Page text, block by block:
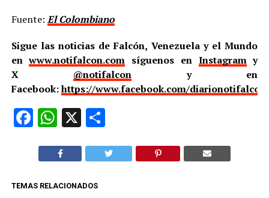
Fuente: El Colombiano
Sigue las noticias de Falcón, Venezuela y el Mundo
enwww.notifalcon.com síguenos en Instagramy
X @notifalcon y en
Facebook:https://www.facebook.com/
Facebook
WhatsApp
X Compartir
TEMAS RELACIONADOS